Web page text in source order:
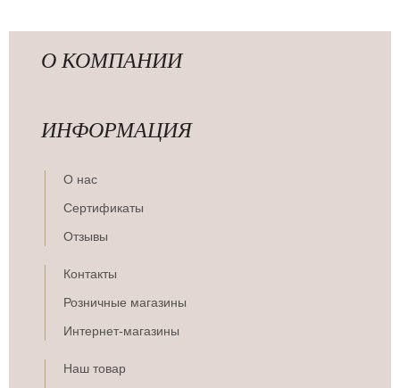
О КОМПАНИИ
ИНФОРМАЦИЯ
О нас
Сертификаты
Отзывы
Контакты
Розничные магазины
Интернет-магазины
Наш товар